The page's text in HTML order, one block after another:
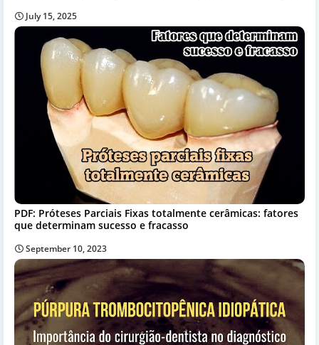
July 15, 2025
PDF: Próteses Parciais Fixas totalmente cerâmicas: fatores
que determinam sucesso e fracasso
September 10, 2023